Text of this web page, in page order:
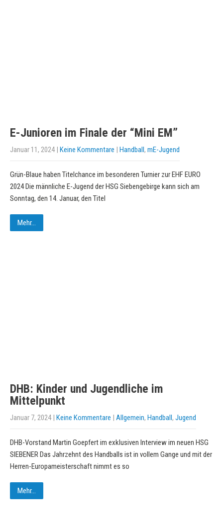
E-Junioren im Finale der “Mini EM”
Januar 11, 2024| Keine Kommentare | Handball, mE-Jugend
Grün-Blaue haben Titelchance im besonderen Turnier zur EHF EURO
2024 Die männliche E-Jugend der HSG Siebengebirge kann sich am
Sonntag, den 14. Januar, den Titel
Mehr...
DHB: Kinder und Jugendliche im
Mittelpunkt
Januar 7, 2024| Keine Kommentare | Allgemein, Handball, Jugend
DHB-Vorstand Martin Goepfert im exklusiven Interview im neuen HSG
SIEBENER Das Jahrzehnt des Handballs ist in vollem Gange und mit der
Herren-Europameisterschaft nimmt es so
Mehr...